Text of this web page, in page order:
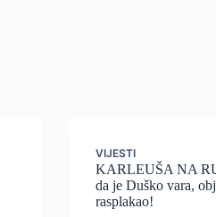
VIJESTI
KARLEUŠA NA
da je Duško vara,
rasplakao!